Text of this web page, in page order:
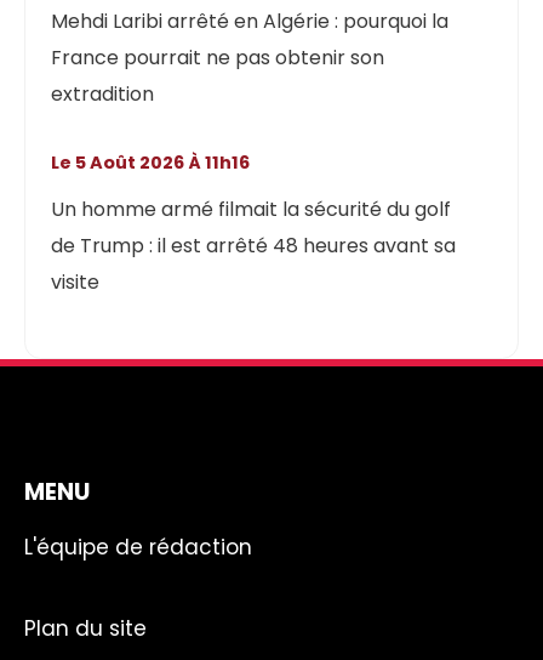
Mehdi Laribi arrêté en Algérie : pourquoi la
France pourrait ne pas obtenir son
extradition
Un homme armé filmait la sécurité du golf
de Trump : il est arrêté 48 heures avant sa
visite
Le 5 Août 2026 À 11h16
MENU
L'équipe de rédaction
Plan du site